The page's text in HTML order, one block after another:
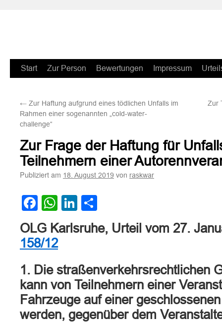
Zum
springen
Start Zur Person Bewertungen Impressum
← Zur Haftung aufgrund eines tödlichen Unfalls im
Rahmen einer sogenannten „cold-water-
challenge“
Zur
Zur Frage der Haftung für
Teilnehmern einer
Publiziert am 18. August 2019 von raskwar
Facebook
WhatsApp
LinkedIn
OLG Karlsruhe, Urteil vom 27.
158/12
1. Die straßenverkehrsrechtlichen
kann von Teilnehmern einer
Fahrzeuge auf einer
werden, gegenüber dem